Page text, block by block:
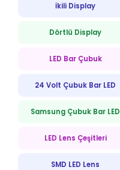
İkili Display
Dörtlü Display
LED Bar Çubuk
24 Volt Çubuk Bar LED
Samsung Çubuk Bar LED
LED Lens Çeşitleri
SMD LED Lens